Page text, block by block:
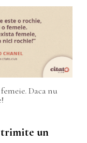
Daca nu
trimite un